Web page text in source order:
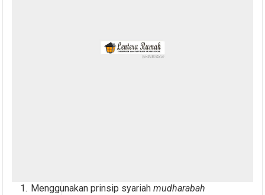
Menggunakan prinsip syariahmudharabah